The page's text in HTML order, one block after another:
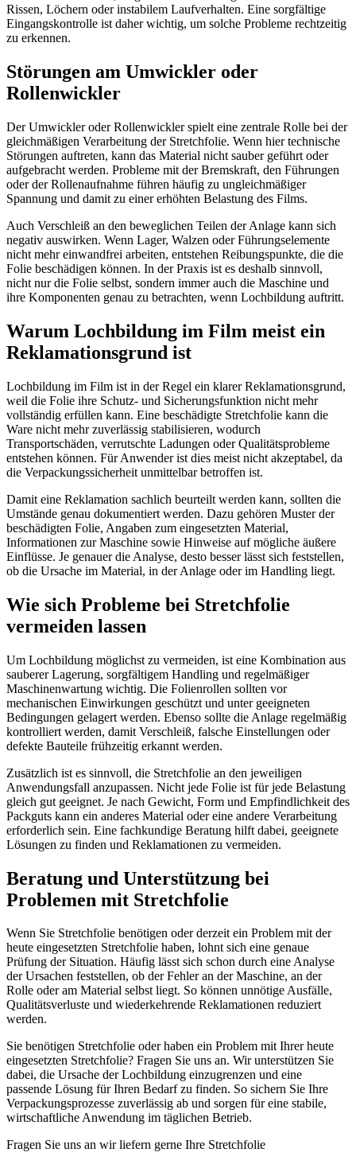
Rissen, Löchern oder instabilem Laufverhalten. Eine sorgfältige
Eingangskontrolle ist daher wichtig, um solche Probleme rechtzeitig
zu erkennen.
Störungen am Umwickler oder
Rollenwickler
Der Umwickler oder Rollenwickler spielt eine zentrale Rolle bei der
gleichmäßigen Verarbeitung der Stretchfolie. Wenn hier technische
Störungen auftreten, kann das Material nicht sauber geführt oder
aufgebracht werden. Probleme mit der Bremskraft, den Führungen
oder der Rollenaufnahme führen häufig zu ungleichmäßiger
Spannung und damit zu einer erhöhten Belastung des Films.
Auch Verschleiß an den beweglichen Teilen der Anlage kann sich
negativ auswirken. Wenn Lager, Walzen oder Führungselemente
nicht mehr einwandfrei arbeiten, entstehen Reibungspunkte, die die
Folie beschädigen können. In der Praxis ist es deshalb sinnvoll,
nicht nur die Folie selbst, sondern immer auch die Maschine und
ihre Komponenten genau zu betrachten, wenn Lochbildung auftritt.
Warum Lochbildung im Film meist ein
Reklamationsgrund ist
Lochbildung im Film ist in der Regel ein klarer Reklamationsgrund,
weil die Folie ihre Schutz- und Sicherungsfunktion nicht mehr
vollständig erfüllen kann. Eine beschädigte Stretchfolie kann die
Ware nicht mehr zuverlässig stabilisieren, wodurch
Transportschäden, verrutschte Ladungen oder Qualitätsprobleme
entstehen können. Für Anwender ist dies meist nicht akzeptabel, da
die Verpackungssicherheit unmittelbar betroffen ist.
Damit eine Reklamation sachlich beurteilt werden kann, sollten die
Umstände genau dokumentiert werden. Dazu gehören Muster der
beschädigten Folie, Angaben zum eingesetzten Material,
Informationen zur Maschine sowie Hinweise auf mögliche äußere
Einflüsse. Je genauer die Analyse, desto besser lässt sich feststellen,
ob die Ursache im Material, in der Anlage oder im Handling liegt.
Wie sich Probleme bei Stretchfolie
vermeiden lassen
Um Lochbildung möglichst zu vermeiden, ist eine Kombination aus
sauberer Lagerung, sorgfältigem Handling und regelmäßiger
Maschinenwartung wichtig. Die Folienrollen sollten vor
mechanischen Einwirkungen geschützt und unter geeigneten
Bedingungen gelagert werden. Ebenso sollte die Anlage regelmäßig
kontrolliert werden, damit Verschleiß, falsche Einstellungen oder
defekte Bauteile frühzeitig erkannt werden.
Zusätzlich ist es sinnvoll, die Stretchfolie an den jeweiligen
Anwendungsfall anzupassen. Nicht jede Folie ist für jede Belastung
gleich gut geeignet. Je nach Gewicht, Form und Empfindlichkeit des
Packguts kann ein anderes Material oder eine andere Verarbeitung
erforderlich sein. Eine fachkundige Beratung hilft dabei, geeignete
Lösungen zu finden und Reklamationen zu vermeiden.
Beratung und Unterstützung bei
Problemen mit Stretchfolie
Wenn Sie Stretchfolie benötigen oder derzeit ein Problem mit der
heute eingesetzten Stretchfolie haben, lohnt sich eine genaue
Prüfung der Situation. Häufig lässt sich schon durch eine Analyse
der Ursachen feststellen, ob der Fehler an der Maschine, an der
Rolle oder am Material selbst liegt. So können unnötige Ausfälle,
Qualitätsverluste und wiederkehrende Reklamationen reduziert
werden.
Sie benötigen Stretchfolie oder haben ein Problem mit Ihrer heute
eingesetzten Stretchfolie? Fragen Sie uns an. Wir unterstützen Sie
dabei, die Ursache der Lochbildung einzugrenzen und eine
passende Lösung für Ihren Bedarf zu finden. So sichern Sie Ihre
Verpackungsprozesse zuverlässig ab und sorgen für eine stabile,
wirtschaftliche Anwendung im täglichen Betrieb.
Fragen Sie uns an wir liefern gerne Ihre Stretchfolie